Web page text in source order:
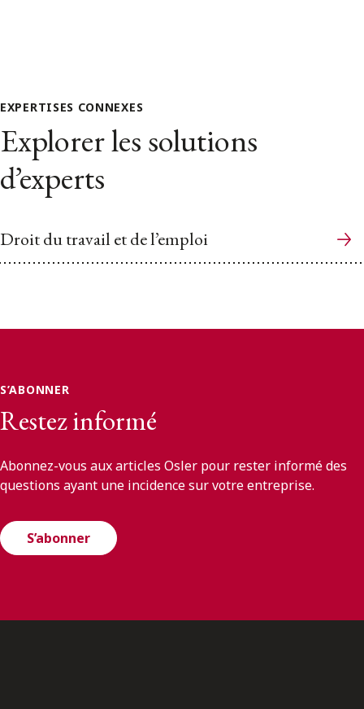
EXPERTISES CONNEXES
Explorer les solutions
d’experts
Droit du travail et de l’emploi
S’ABONNER
Restez informé
Abonnez-vous aux articles Osler pour rester informé des
questions ayant une incidence sur votre entreprise.
S’abonner